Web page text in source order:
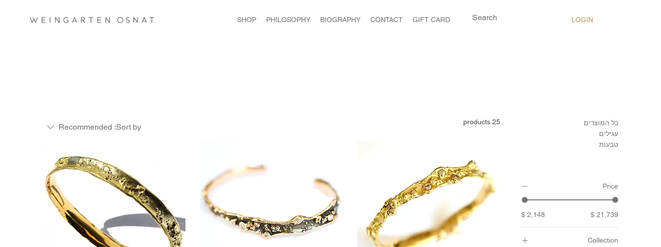
LOGIN
SHOP PHILOSOPHY BIOGRAPHY CONTACT GIFT CARD
כל המוצרים
עגילים
טבעות
Price
‏2,148 ‏$ ‏21,739 ‏$
Collection
25 products
Sort by:
Recommended